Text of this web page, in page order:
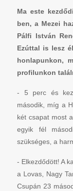
Ma este
ben, a Mezei
Pálfi István
Ezúttal is lesz
honlapunkon,
profilunkon
- 5 perc és
második, míg a
két csapat most
egyik fél
szükséges, a
- Elkezdődött! A
a Lovas, Nagy
Csupán 23